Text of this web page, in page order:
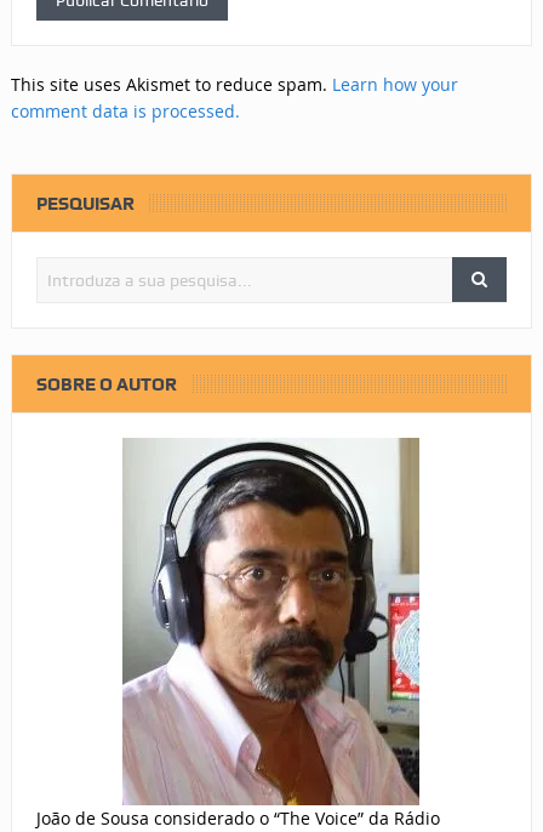
This site uses Akismet to reduce spam. Learn how your
comment data is processed.
PESQUISAR
SOBRE O AUTOR
João de Sousa considerado o “The Voice” da Rádio